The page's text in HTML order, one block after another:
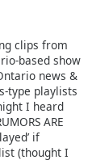
clips from
based show
news &
type playlists
I heard
ARE
if
(thought I